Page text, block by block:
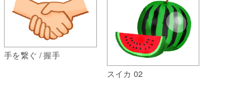
手を繋ぐ / 握手
スイカ 02